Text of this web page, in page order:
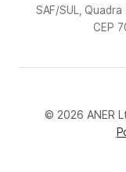
SAF/SUL, Quadra
CEP
© 2026 ANER